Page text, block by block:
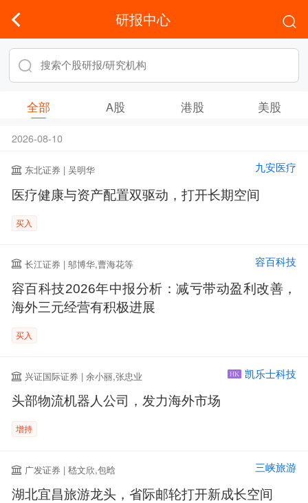
研报中心
全部 A股 港股 美股
2026-08-10
东北证券 | 吴明华 九安医疗
医疗健康与资产配置双驱动，打开长期空间
买入
长江证券 | 邬博华,曹海花等 容百科技
容百科技2026年中报分析：减亏带动盈利改善，
海外三元经营有积极进展
买入
兴证国际证券 | 余小丽,张忠业 HK 凯乐士科技
头部物流机器人公司，发力海外市场
增持
广发证券 | 嵇文欣,包晗 三峡旅游
湖北宜昌旅游龙头，省际邮轮打开新成长空间